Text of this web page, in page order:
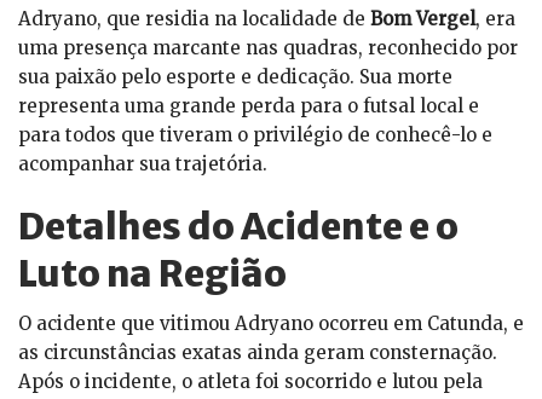
Adryano, que residia na localidade de Bom Vergel, era
uma presença marcante nas quadras, reconhecido por
sua paixão pelo esporte e dedicação. Sua morte
representa uma grande perda para o futsal local e
para todos que tiveram o privilégio de conhecê-lo e
acompanhar sua trajetória.
Detalhes do Acidente e o
Luto na Região
O acidente que vitimou Adryano ocorreu em Catunda, e
as circunstâncias exatas ainda geram consternação.
Após o incidente, o atleta foi socorrido e lutou pela